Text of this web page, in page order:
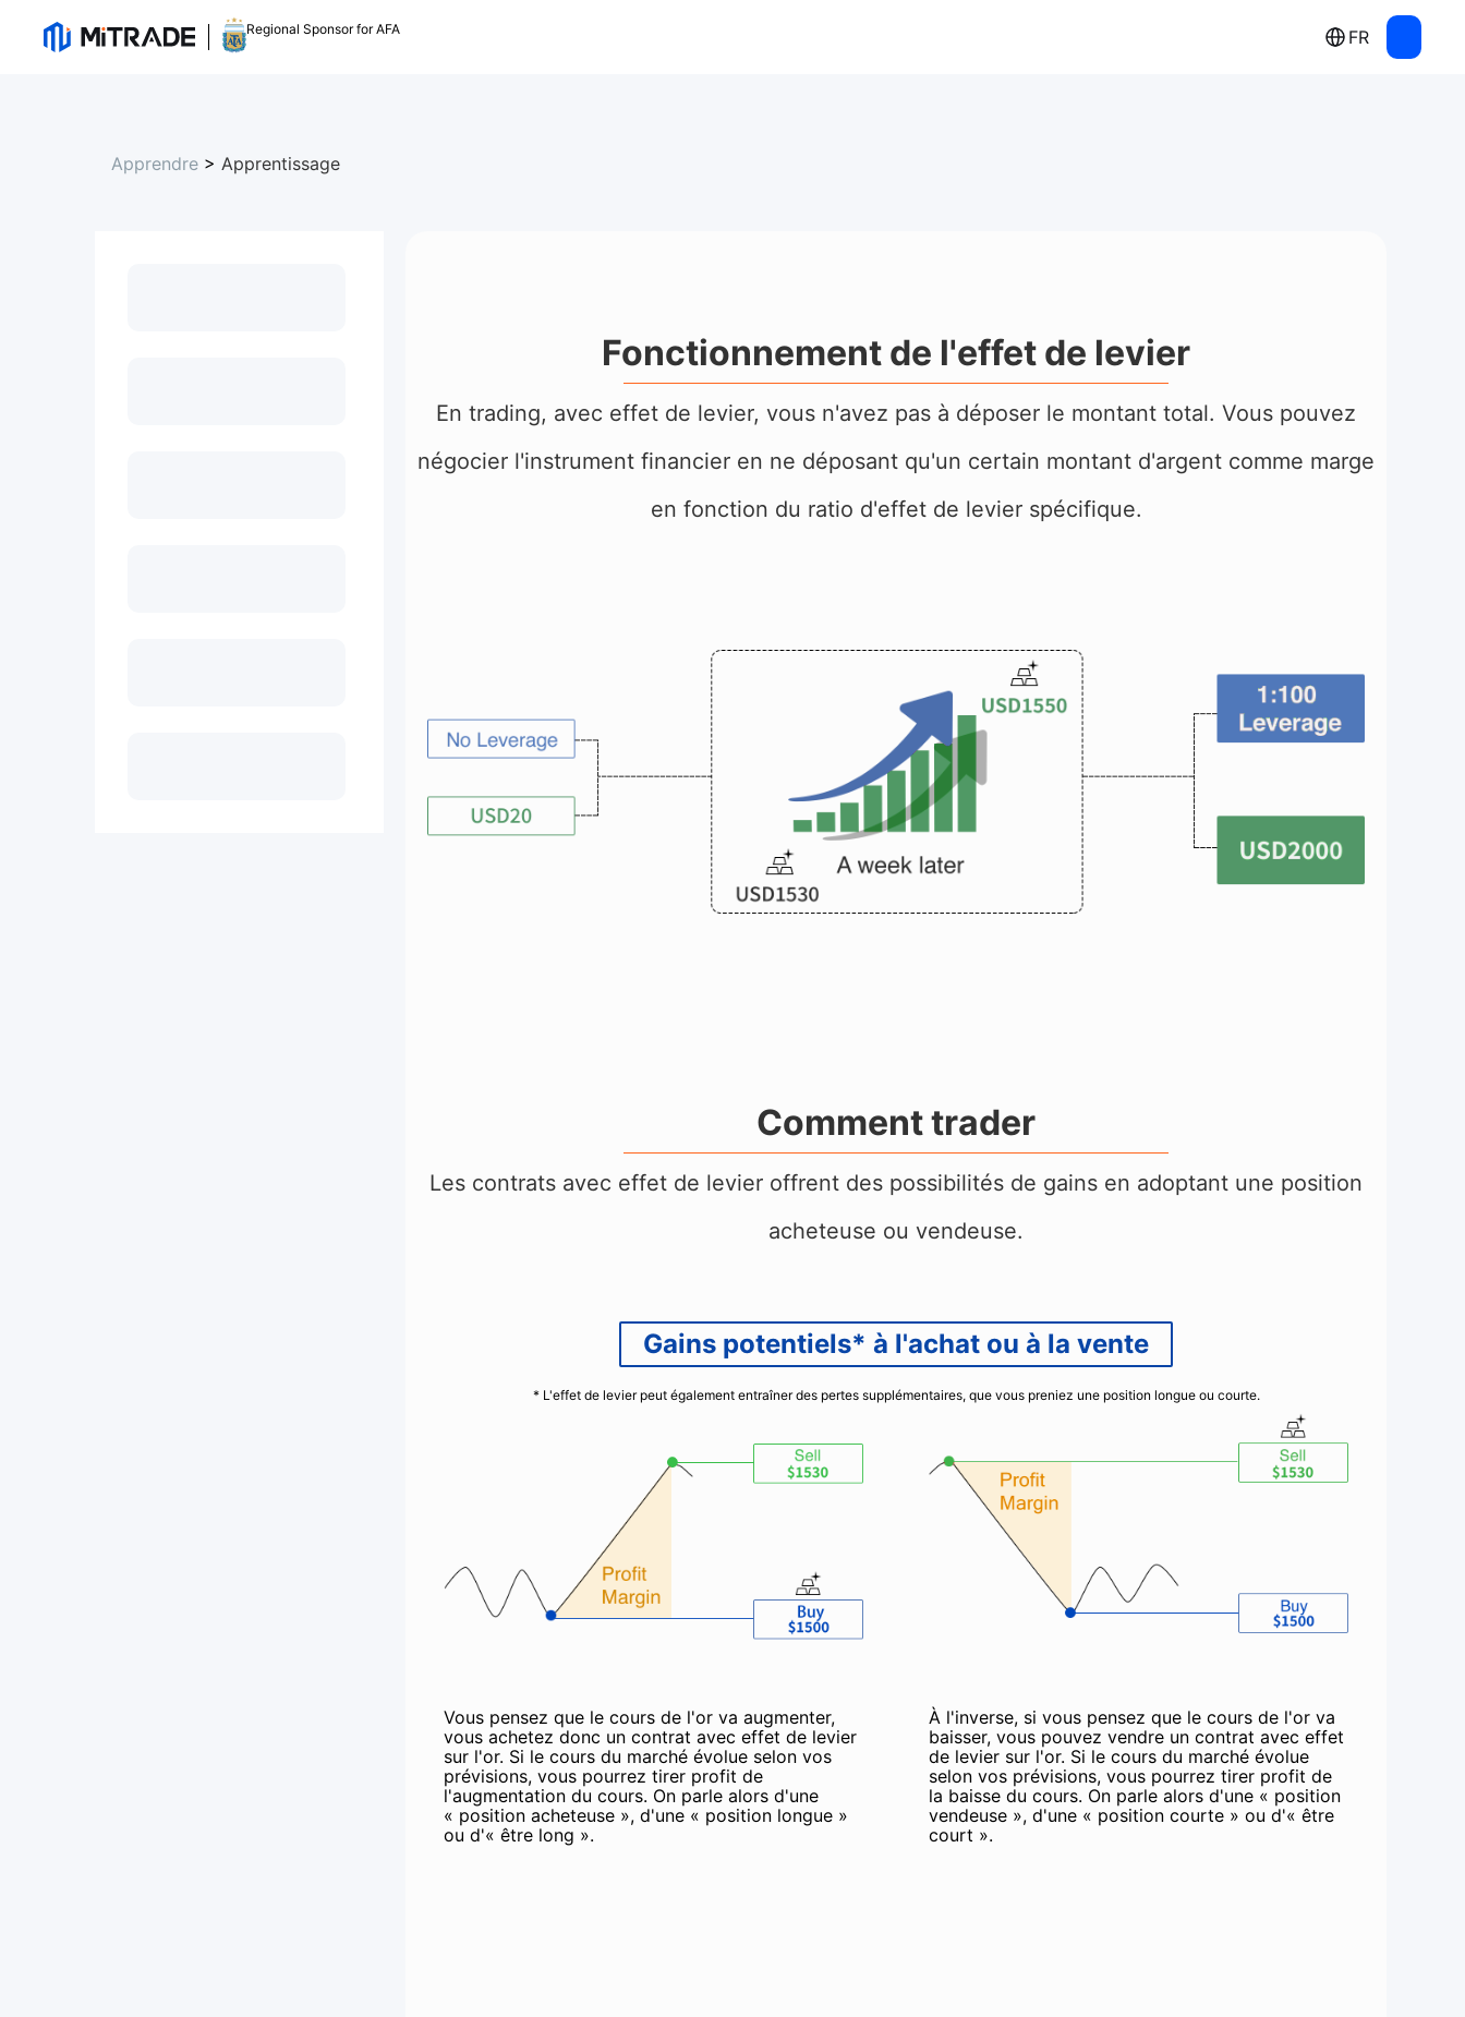
Regional Sponsor for AFA FR
Apprendre > Apprentissage
Fonctionnement de l'effet de levier
En trading, avec effet de levier, vous n'avez pas à déposer le montant total. Vous pouvez
négocier l'instrument financier en ne déposant qu'un certain montant d'argent comme marge
en fonction du ratio d'effet de levier spécifique.
Comment trader
Les contrats avec effet de levier offrent des possibilités de gains en adoptant une position
acheteuse ou vendeuse.
Gains potentiels* à l'achat ou à la vente
* L'effet de levier peut également entraîner des pertes supplémentaires, que vous preniez une position longue ou courte.
Vous pensez que le cours de l'or va augmenter,
vous achetez donc un contrat avec effet de levier
sur l'or. Si le cours du marché évolue selon vos
prévisions, vous pourrez tirer profit de
l'augmentation du cours. On parle alors d'une
« position acheteuse », d'une « position longue »
ou d'« être long ».
À l'inverse, si vous pensez que le cours de l'or va
baisser, vous pouvez vendre un contrat avec effet
de levier sur l'or. Si le cours du marché évolue
selon vos prévisions, vous pourrez tirer profit de
la baisse du cours. On parle alors d'une « position
vendeuse », d'une « position courte » ou d'« être
court ».